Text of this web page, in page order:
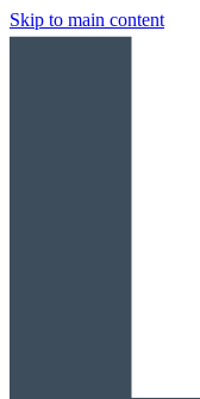
Skip to main content